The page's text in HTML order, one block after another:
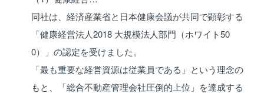
同社は、経済産業省と日本健康会議が共同で顕彰する
「健康経営法人2018 大規模法人部門（ホワイト50
0）」の認定を受けました。
「最も重要な経営資源は従業員である」という理念の
もと、「総合不動産管理会社圧倒的上位」を達成する